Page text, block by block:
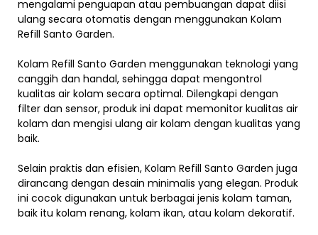
mengalami penguapan atau pembuangan dapat diisi
ulang secara otomatis dengan menggunakan Kolam
Refill Santo Garden.
Kolam Refill Santo Garden menggunakan teknologi yang
canggih dan handal, sehingga dapat mengontrol
kualitas air kolam secara optimal. Dilengkapi dengan
filter dan sensor, produk ini dapat memonitor kualitas air
kolam dan mengisi ulang air kolam dengan kualitas yang
baik.
Selain praktis dan efisien, Kolam Refill Santo Garden juga
dirancang dengan desain minimalis yang elegan. Produk
ini cocok digunakan untuk berbagai jenis kolam taman,
baik itu kolam renang, kolam ikan, atau kolam dekoratif.